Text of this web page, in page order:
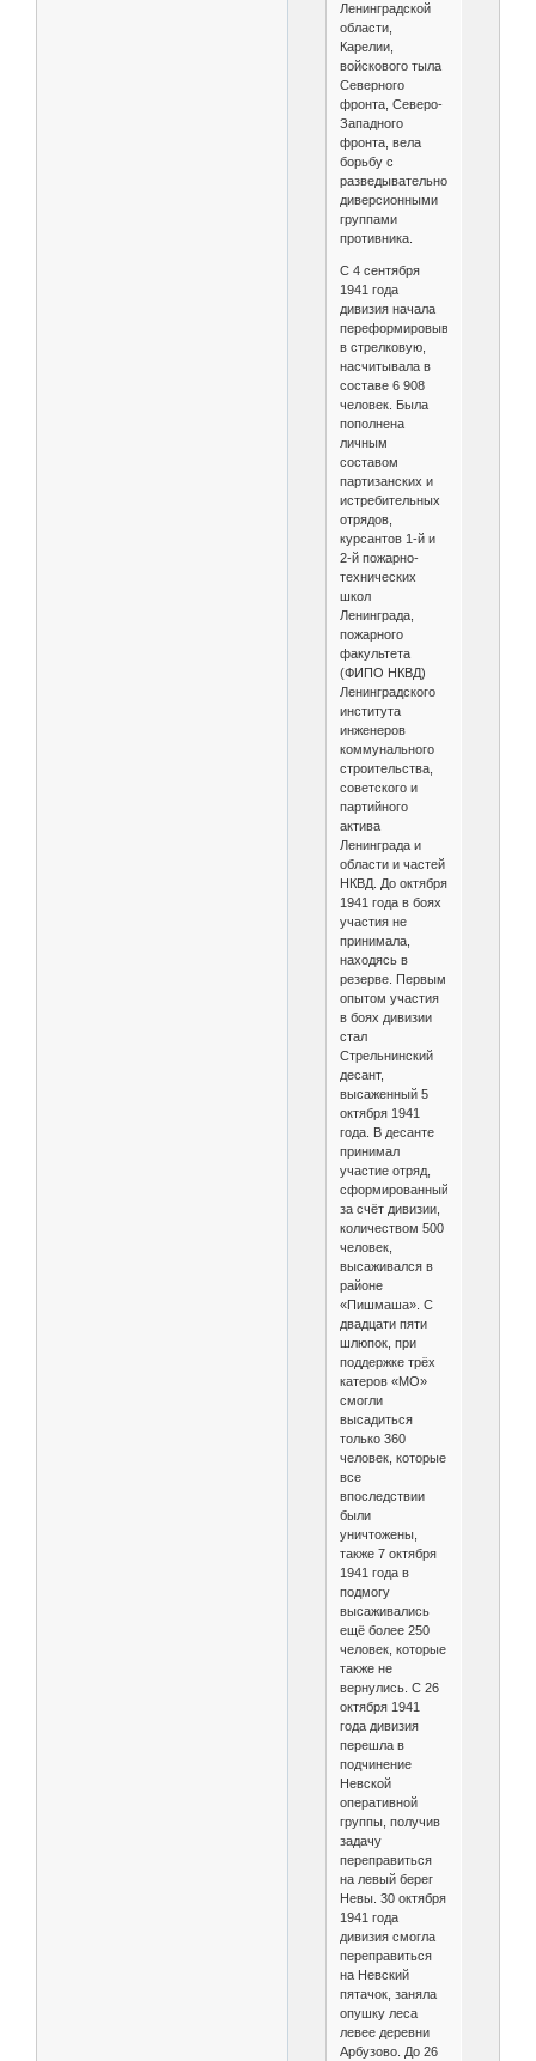
Ленинградской
области,
Карелии,
войскового тыла
Северного
фронта, Северо-
Западного
фронта, вела
борьбу с
разведывательно-
диверсионными
группами
противника.
С 4 сентября
1941 года
дивизия начала
переформировываться
в стрелковую,
насчитывала в
составе 6 908
человек. Была
пополнена
личным
составом
партизанских и
истребительных
отрядов,
курсантов 1-й и
2-й пожарно-
технических
школ
Ленинграда,
пожарного
факультета
(ФИПО НКВД)
Ленинградского
института
инженеров
коммунального
строительства,
советского и
партийного
актива
Ленинграда и
области и частей
НКВД. До октября
1941 года в боях
участия не
принимала,
находясь в
резерве. Первым
опытом участия
в боях дивизии
стал
Стрельнинский
десант,
высаженный 5
октября 1941
года. В десанте
принимал
участие отряд,
сформированный
за счёт дивизии,
количеством 500
человек,
высаживался в
районе
«Пишмаша». С
двадцати пяти
шлюпок, при
поддержке трёх
катеров «МО»
смогли
высадиться
только 360
человек, которые
все
впоследствии
были
уничтожены,
также 7 октября
1941 года в
подмогу
высаживались
ещё более 250
человек, которые
также не
вернулись. С 26
октября 1941
года дивизия
перешла в
подчинение
Невской
оперативной
группы, получив
задачу
переправиться
на левый берег
Невы. 30 октября
1941 года
дивизия смогла
переправиться
на Невский
пятачок, заняла
опушку леса
левее деревни
Арбузово. До 26